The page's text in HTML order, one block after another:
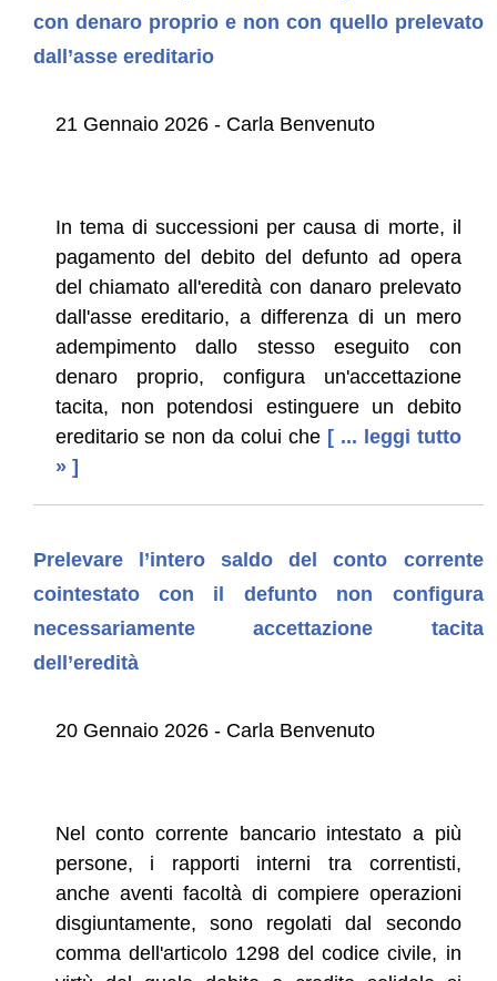
con denaro proprio e non con quello prelevato
dall’asse ereditario
21 Gennaio 2026 - Carla Benvenuto
In tema di successioni per causa di morte, il
pagamento del debito del defunto ad opera
del chiamato all'eredità con danaro prelevato
dall'asse ereditario, a differenza di un mero
adempimento dallo stesso eseguito con
denaro proprio, configura un'accettazione
tacita, non potendosi estinguere un debito
ereditario se non da colui che [ ... leggi tutto
» ]
Prelevare l’intero saldo del conto corrente
cointestato con il defunto non configura
necessariamente accettazione tacita
dell’eredità
20 Gennaio 2026 - Carla Benvenuto
Nel conto corrente bancario intestato a più
persone, i rapporti interni tra correntisti,
anche aventi facoltà di compiere operazioni
disgiuntamente, sono regolati dal secondo
comma dell'articolo 1298 del codice civile, in